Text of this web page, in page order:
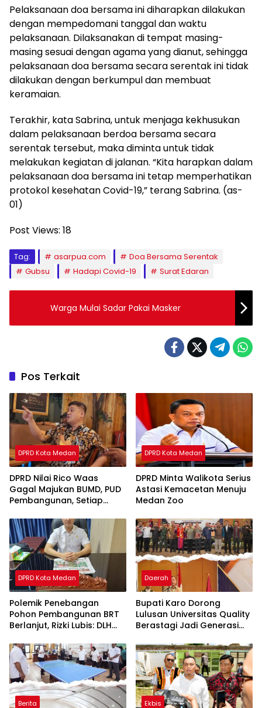
Pelaksanaan doa bersama ini diharapkan dilakukan
dengan mempedomani tanggal dan waktu
pelaksanaan. Dilaksanakan di tempat masing-
masing sesuai dengan agama yang dianut, sehingga
pelaksanaan doa bersama secara serentak ini tidak
dilakukan dengan berkumpul dan membuat
keramaian.
Terakhir, kata Sabrina, untuk menjaga kekhusukan
dalam pelaksanaan berdoa bersama secara
serentak tersebut, maka diminta untuk tidak
melakukan kegiatan di jalanan. “Kita harapkan dalam
pelaksanaan doa bersama ini tetap memperhatikan
protokol kesehatan Covid-19,” terang Sabrina. (as-
01)
Post Views: 18
Tag: asarpua.com
Doa Bersama Serentak
Gubsu
Hadapi Covid-19 Surat Edaran
Warga Mulai Sadar Pakai Masker
Pos Terkait
DPRD Kota Medan
DPRD Nilai Rico Waas
Gagal Majukan BUMD, PUD
Pembangunan, Setiap
DPRD Kota Medan
DPRD Minta Walikota Serius
Astasi Kemacetan Menuju
Medan Zoo
DPRD Kota Medan
Polemik Penebangan
Pohon Pembangunan BRT
Berlanjut, Rizki Lubis: DLH
Badan
Daerah
Bupati Karo Dorong
Lulusan Universitas Quality
Berastagi Jadi Generasi
Berita Ekbis